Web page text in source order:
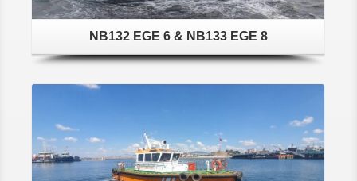
NB132 EGE 6 & NB133 EGE 8